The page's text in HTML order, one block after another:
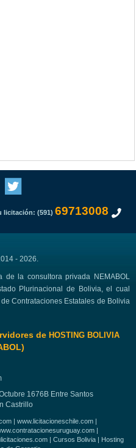
licitación: (591) 69713008
- 2026.
de la consultora privada NEMABOL
Plurinacional de Bolivia, el cual
Contrataciones Estatales de Bolivia
de HOSTING BOLIVIA
1676B Entre Santos
Castrillo
| www.licitacioneschile.com |
|
| Cursos Bolivia| Hosting